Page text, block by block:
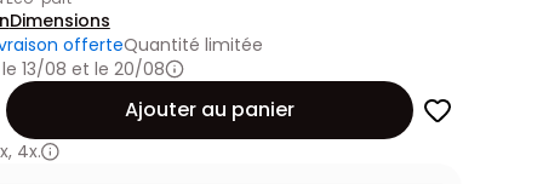
Dimensions
offerteQuantité limitée
13/08 et le 20/08
Ajouter au panier
, 4x.